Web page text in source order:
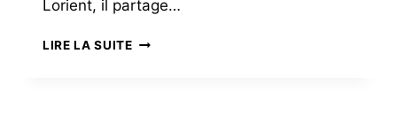
Lorient, il partage…
LIRE LA SUITECARIOU